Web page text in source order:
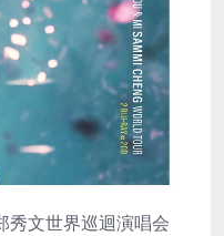
秀文世界巡迴演唱会